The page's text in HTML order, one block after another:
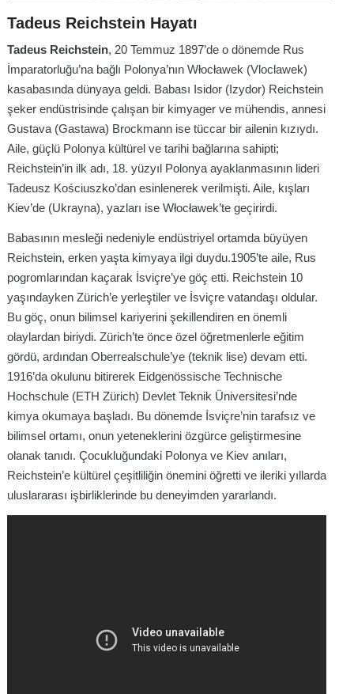
Tadeus Reichstein Hayatı
Tadeus Reichstein, 20 Temmuz 1897’de o dönemde Rus
İmparatorluğu’na bağlı Polonya’nın Włocławek (Vloclawek)
kasabasında dünyaya geldi. Babası Isidor (Izydor) Reichstein
şeker endüstrisinde çalışan bir kimyager ve mühendis, annesi
Gustava (Gastawa) Brockmann ise tüccar bir ailenin kızıydı.
Aile, güçlü Polonya kültürel ve tarihi bağlarına sahipti;
Reichstein’in ilk adı, 18. yüzyıl Polonya ayaklanmasının lideri
Tadeusz Kościuszko’dan esinlenerek verilmişti. Aile, kışları
Kiev’de (Ukrayna), yazları ise Włocławek’te geçirirdi.
Babasının mesleği nedeniyle endüstriyel ortamda büyüyen
Reichstein, erken yaşta kimyaya ilgi duydu.1905’te aile, Rus
pogromlarından kaçarak İsviçre’ye göç etti. Reichstein 10
yaşındayken Zürich’e yerleştiler ve İsviçre vatandaşı oldular.
Bu göç, onun bilimsel kariyerini şekillendiren en önemli
olaylardan biriydi. Zürich’te önce özel öğretmenlerle eğitim
gördü, ardından Oberrealschule’ye (teknik lise) devam etti.
1916’da okulunu bitirerek Eidgenössische Technische
Hochschule (ETH Zürich) Devlet Teknik Üniversitesi’nde
kimya okumaya başladı. Bu dönemde İsviçre’nin tarafsız ve
bilimsel ortamı, onun yeteneklerini özgürce geliştirmesine
olanak tanıdı. Çocukluğundaki Polonya ve Kiev anıları,
Reichstein’e kültürel çeşitliliğin önemini öğretti ve ileriki yıllarda
uluslararası işbirliklerinde bu deneyimden yararlandı.